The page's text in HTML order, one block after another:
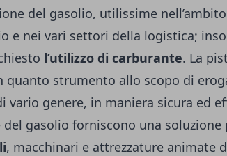
del gasolio, utilissime
e nei vari settori della logistica;
l’utilizzo di carburante. La
quanto strumento allo scopo di
vario genere, in maniera sicura ed
gasolio forniscono una soluzione
, macchinari e attrezzature animate